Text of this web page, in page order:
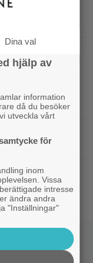
– Warner Bros
100 bästa tv-
biopremiär
Day” tar
X”-filmen
Dina val
hjälp av
information
då du besöker
utveckla vårt
för
inom
Vissa
intresse
ändra andra
"Inställningar"